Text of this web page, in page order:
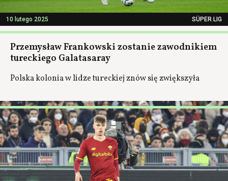
10 lutego 2025 SÜPER LIG
Przemysław Frankowski zostanie zawodnikiem
tureckiego Galatasaray
Polska kolonia w lidze tureckiej znów się zwiększyła